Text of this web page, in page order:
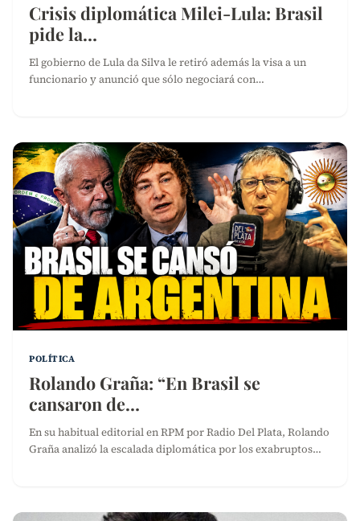
Crisis diplomática Milei-Lula: Brasil
pide la…
El gobierno de Lula da Silva le retiró además la visa a un
funcionario y anunció que sólo negociará con…
POLÍTICA
Rolando Graña: “En Brasil se
cansaron de…
En su habitual editorial en RPM por Radio Del Plata, Rolando
Graña analizó la escalada diplomática por los exabruptos…